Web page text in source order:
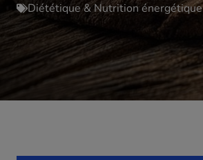
Diététique & Nutrition énergétique